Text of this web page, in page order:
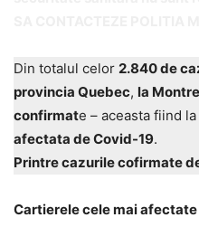
Din totalul celor 2.840 de
provincia Quebec, la
confirmate – aceasta fiind
afectata de Covid-19.
Printre cazurile cofirmate
Cartierele cele mai afectate